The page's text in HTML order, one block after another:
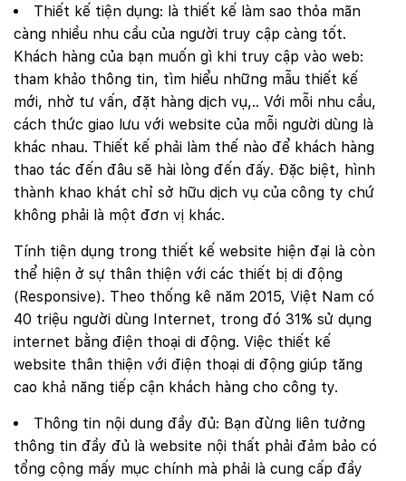
Thiết kế tiện dụng: là thiết kế làm sao thỏa mãn
càng nhiều nhu cầu của người truy cập càng tốt.
Khách hàng của bạn muốn gì khi truy cập vào web:
tham khảo thông tin, tìm hiểu những mẫu thiết kế
mới, nhờ tư vấn, đặt hàng dịch vụ,.. Với mỗi nhu cầu,
cách thức giao lưu với website của mỗi người dùng là
khác nhau. Thiết kế phải làm thế nào để khách hàng
thao tác đến đâu sẽ hài lòng đến đấy. Đặc biệt, hình
thành khao khát chỉ sở hữu dịch vụ của công ty chứ
không phải là một đơn vị khác.
Tính tiện dụng trong thiết kế website hiện đại là còn
thể hiện ở sự thân thiện với các thiết bị di động
(Responsive). Theo thống kê năm 2015, Việt Nam có
40 triệu người dùng Internet, trong đó 31% sử dụng
internet bằng điện thoại di động. Việc thiết kế
website thân thiện với điện thoại di động giúp tăng
cao khả năng tiếp cận khách hàng cho công ty.
Thông tin nội dung đầy đủ: Bạn đừng liên tưởng
thông tin đầy đủ là website nội thất phải đảm bảo có
tổng cộng mấy mục chính mà phải là cung cấp đầy